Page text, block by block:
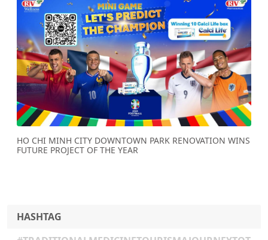
HO CHI MINH CITY DOWNTOWN PARK RENOVATION WINS
FUTURE PROJECT OF THE YEAR
Previous Next
HASHTAG